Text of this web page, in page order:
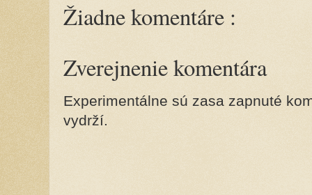
Žiadne komentáre :
Zverejnenie komentára
Experimentálne sú zasa zapnuté
vydrží.